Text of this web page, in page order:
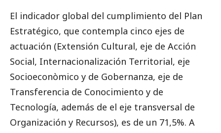
El indicador global del cumplimiento del Plan
Estratégico, que contempla cinco ejes de
actuación (Extensión Cultural, eje de Acción
Social, Internacionalización Territorial, eje
Socioeconòmico y de Gobernanza, eje de
Transferencia de Conocimiento y de
Tecnología, además de el eje transversal de
Organización y Recursos), es de un 71,5%. A